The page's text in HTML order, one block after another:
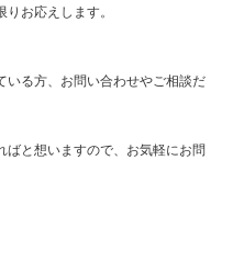
お応えします。
いる方、お問い合わせやご相談だ
ばと想いますので、お気軽にお問